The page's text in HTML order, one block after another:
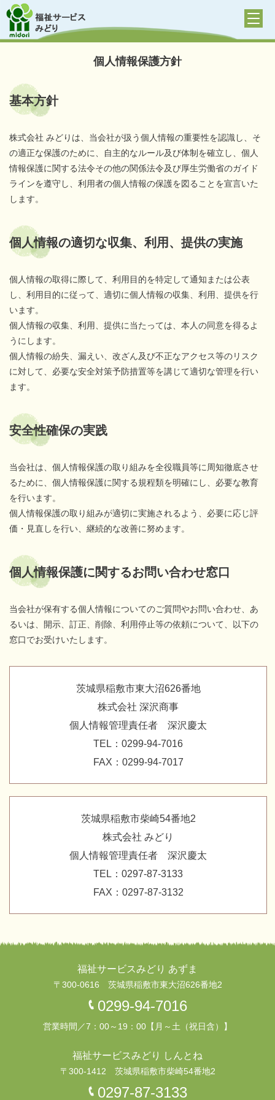
個人情報保護方針
基本方針
株式会社 みどりは、当会社が扱う個人情報の重要性を認識し、そ
の適正な保護のために、自主的なルール及び体制を確立し、個人
情報保護に関する法令その他の関係法令及び厚生労働省のガイド
ラインを遵守し、利用者の個人情報の保護を図ることを宣言いた
します。
個人情報の適切な収集、利用、提供の実施
個人情報の取得に際して、利用目的を特定して通知または公表
し、利用目的に従って、適切に個人情報の収集、利用、提供を行
います。
個人情報の収集、利用、提供に当たっては、本人の同意を得るよ
うにします。
個人情報の紛失、漏えい、改ざん及び不正なアクセス等のリスク
に対して、必要な安全対策予防措置等を講じて適切な管理を行い
ます。
安全性確保の実践
当会社は、個人情報保護の取り組みを全役職員等に周知徹底させ
るために、個人情報保護に関する規程類を明確にし、必要な教育
を行います。
個人情報保護の取り組みが適切に実施されるよう、必要に応じ評
価・見直しを行い、継続的な改善に努めます。
個人情報保護に関するお問い合わせ窓口
当会社が保有する個人情報についてのご質問やお問い合わせ、あ
るいは、開示、訂正、削除、利用停止等の依頼について、以下の
窓口でお受けいたします。
茨城県稲敷市東大沼626番地
株式会社 深沢商事
個人情報管理責任者 深沢慶太
TEL：0299-94-7016
FAX：0299-94-7017
茨城県稲敷市柴崎54番地2
株式会社 みどり
個人情報管理責任者 深沢慶太
TEL：0297-87-3133
FAX：0297-87-3132
福祉サービスみどり あずま
〒300-0616 茨城県稲敷市東大沼626番地2
0299-94-7016
営業時間／7：00～19：00 【月～土（祝日含）】
福祉サービスみどり しんとね
〒300-1412 茨城県稲敷市柴崎54番地2
0297-87-3133